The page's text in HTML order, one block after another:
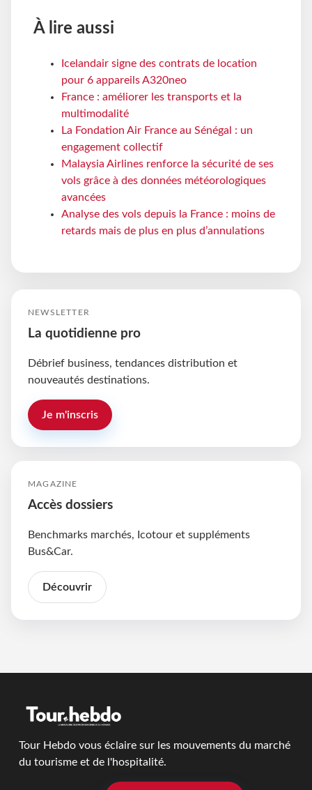
À lire aussi
Icelandair signe des contrats de location
pour 6 appareils A320neo
France : améliorer les transports et la
multimodalité
La Fondation Air France au Sénégal : un
engagement collectif
Malaysia Airlines renforce la sécurité de ses
vols grâce à des données météorologiques
avancées
Analyse des vols depuis la France : moins de
retards mais de plus en plus d’annulations
NEWSLETTER
La quotidienne pro
Débrief business, tendances distribution et
nouveautés destinations.
Je m'inscris
MAGAZINE
Accès dossiers
Benchmarks marchés, Icotour et suppléments
Bus&Car.
Découvrir
Tour Hebdo vous éclaire sur les mouvements du marché
du tourisme et de l'hospitalité.